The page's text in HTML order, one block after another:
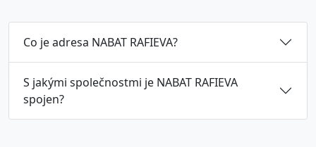
Co je adresa NABAT RAFIEVA?
S jakými společnostmi je NABAT RAFIEVA
spojen?